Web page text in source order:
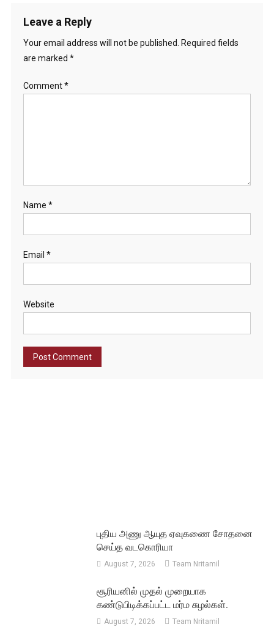
Leave a Reply
Your email address will not be published.
Required fields
are marked *
Comment*
Name *
Email *
Website
புதிய அணு ஆயுத ஏவுகணை சோதனை
செய்த வடகொரியா
August 7, 2026 Team Nritamil
சூரியனில் முதல் முறையாக
கண்டுபிடிக்கப்பட்ட மர்ம சுழல்கள்.
August 7, 2026 Team Nritamil